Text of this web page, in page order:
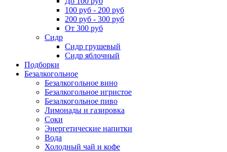
100 руб - 200 руб
200 руб - 300 руб
От 300 руб
Сидр
Сидр грушевый
Сидр яблочный
Подборки
Безалкогольное
Безалкогольное вино
Безалкогольное игристое
Безалкогольное пиво
Лимонады и газировка
Соки
Энергетические напитки
Вода
Холодный чай и кофе